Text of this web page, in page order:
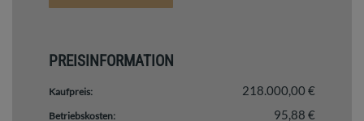
PREISINFORMATION
Kaufpreis: 218.000,00 €
Betriebskosten: 95,88 €